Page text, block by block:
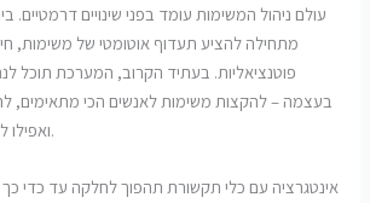
עולם ניהול המשימות עומד בפני שינויים דרמטיים.
מתחילה להציע תעדוף אוטומטי של משימות,
פוטנציאליות. בעתיד הקרוב, המערכת תוכל
בעצמה – להקצות משימות לאנשים הכי מתאימים,
ואפילו לכתוב סיכומים ועדכונים.
אינטגרציה עם כלי תקשורת תהפוך לחלקה עד כדי